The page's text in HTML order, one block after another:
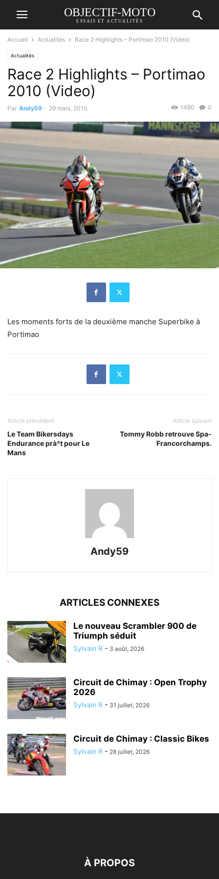
OBJECTIF-MOTO
ESSAIS ET ACTUALITÉS
Accueil Actualités Race 2 Highlights – Portimao 2010 (Video)
Actualités
Race 2 Highlights – Portimao
2010 (Video)
Par Andy59 - 29 mars, 2010 0
1480
Les moments forts de la deuxième manche Superbike à
Portimao
Article précédent
Le Team Bikersdays
Endurance pràªt pour Le
Mans
Article suivant
Tommy Robb retrouve Spa-
Francorchamps.
Andy59
ARTICLES CONNEXES
Le nouveau Scrambler 900 de
Triumph séduit
Sylvain R - 3 août, 2026
Circuit de Chimay : Open Trophy
2026
Sylvain R - 31 juillet, 2026
Circuit de Chimay : Classic Bikes
Sylvain R - 28 juillet, 2026
À PROPOS